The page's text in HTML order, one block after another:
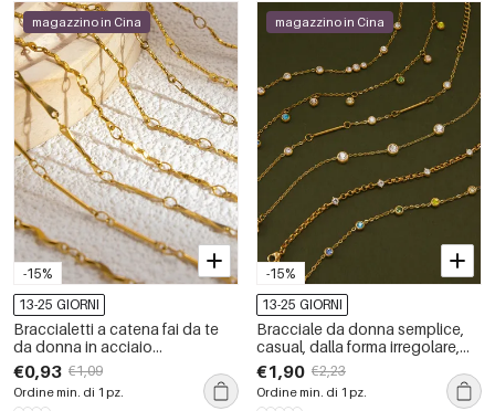
-15%
magazzino in Cina
13-25 GIORNI
Braccialetti a catena fai da te
da donna in acciaio
inossidabile color oro
impermeabile, semplici e
quotidiani, da 1 pezzo
€0,93 €1,09
Ordine min. di 1 pz.
-15%
magazzino in Cina
13-25 GIORNI
Bracciale da donna semplice,
casual, dalla forma irregolare,
con linee patchwork, in acciaio
inossidabile impermeabile color
oro.
€1,90 €2,23
Ordine min. di 1 pz.